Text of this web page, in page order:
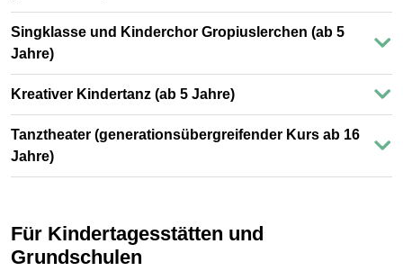
Singklasse und Kinderchor Gropiuslerchen (ab 5
Jahre)
Kreativer Kindertanz (ab 5 Jahre)
Tanztheater (generationsübergreifender Kurs ab 16
Jahre)
Für Kindertagesstätten und
Grundschulen